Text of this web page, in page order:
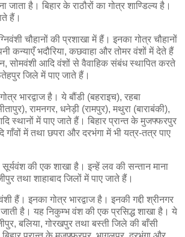
जाता है। बिहार के राठौरों का गोत्र शाण्डिल्य है।
हैं।
चौहानों की प्रशाखा में हैं। इनका गोत्र चौहानों
कन्याएँ भदौरिया, कछवाहा और तोमर वंशों में देते हैं
सोमवंशी आदि वंशों से वैवाहिक संबंध स्थापित करते
जिले में पाए जाते हैं।
भारद्वाज है। ये बौंडी (बहराइच), रहबा
रामनगर, धनेड़ी (रामपुर), मथुरा (बाराबंकी),
स्थानों में पाए जाते हैं। बिहार प्रान्त के मुजफ्फरपुर
में तथा छपरा और दरभंगा में भी यत्र-तत्र पाए
की एक शाखा है। इन्हें लव की सन्तान माना
तथा शाहाबाद जिलों में पाए जाते हैं।
हैं। इनका गोत्र भारद्वाज है। इनकी गद्दी श्रीनगर
जाती है। यह निकुम्भ वंश की एक प्रसिद्ध शाखा है। ये
बलिया, गोरखपुर तथा बस्ती जिले की बाँसी